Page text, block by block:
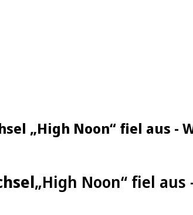
„High Noon“ fiel aus -
„High Noon“ fiel